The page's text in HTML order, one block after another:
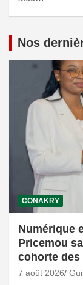
Nos
CONAKRY
Numérique
Pricemou
cohorte des
7 août 2026